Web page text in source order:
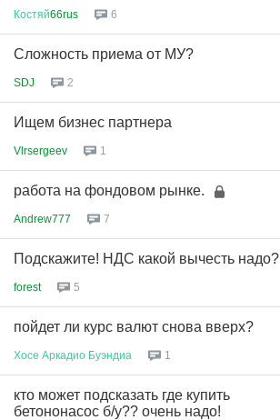
Костяй66rus 6
Сложность приема от МУ?
SDJ 2
Ищем бизнес партнера
Vlrsergeev 1
работа на фондовом рынке.
Andrew777 7
Подскажите! НДС какой вычесть надо?
forest 5
пойдет ли курс валют снова вверх?
Хосе Аркадио Буэндиа 1
кто может подсказать где купить
бетононасос б/у?? очень надо!